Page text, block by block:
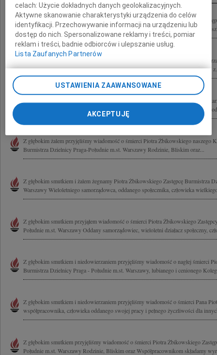
Z głębokim smutkiem przyjęliśmy wiadomość o śmierci Piotra Żbikowskiego
Południe m.st. Warszawy, dziennikarza, publicysty, Osoby oddanej sprawom i
Ze smutkiem przyjęliśmy wiadomość o śmierci Piotra Żbikowskiego z-cy
Rodzinie i Bliskim wyrazy głębokiego współczucia składają Rada Nadzorcza wraz
Z głębokim żalem przyjęliśmy wiadomość o śmierci Piotra Żbikowskiego
samorządowca i Zastępcy Burmistrza Dzielnicy Praga-Południe m.st. Warszawy
Z głębokim żalem przyjęliśmy wiadomość o śmierci Piotra Żbikowskiego naszego
Burmistrza Dzielnicy Praga-Południe m.st. Warszawy Rodzinie, Bliskim oraz...
Z głębokim smutkiem i żalem żegnamy Piotra Żbikowskiego Zastępcę Burmistrza
Warszawy Wieloletniego samorządowca, oddanego społecznika, człowieka
Z głębokim smutkiem przyjąłem wiadomość o śmierci Piotra Żbikowskiego
Południe m.st. Warszawy Oddany samorządowiec, wieloletni działacz społeczny,
Z głębokim smutkiem i niedowierzaniem przyjęliśmy wiadomość o nagłej śmierci
Burmistrza Dzielnicy Praga - Południe m.st. Warszawy, lubianego i cenionego
Z głębokim smutkiem i niedowierzaniem przyjęliśmy wiadomość o śmierci Pana
współpracownika, człowieka oddanego swojej pracy i pełnego życzliwości dla
Z głębokim smutkiem przyjęliśmy wiadomość o śmierci Piotra Żbikowskiego
Południe m.st. Warszawy Rodzinie, Bliskim oraz Współpracownikom składamy
celach:Użycie dokładnych danych geolokalizacyjnych.
Aktywne skanowanie charakterystyki urządzenia do celów
identyfikacji. Przechowywanie informacji na urządzeniu lub
dostęp do nich. Spersonalizowane reklamy i treści, pomiar
reklam i treści, badnie odbiorców i ulepszanie usług.
Lista Zaufanych Partnerów
USTAWIENIA ZAAWANSOWANE
AKCEPTUJĘ